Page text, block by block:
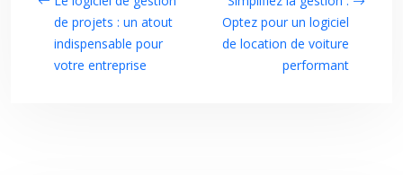
de projets : un atout
indispensable pour
votre entreprise
Optez pour un logiciel
de location de voiture
performant